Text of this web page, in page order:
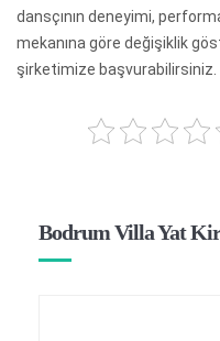
dansçının deneyimi,
mekanına göre değişiklik
şirketimize başvurabilirsiniz.
Bodrum Villa Yat